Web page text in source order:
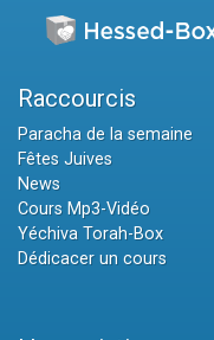
Raccourcis
Paracha de la semaine
Fêtes Juives
News
Cours Mp3-Vidéo
Yéchiva Torah-Box
Dédicacer un cours